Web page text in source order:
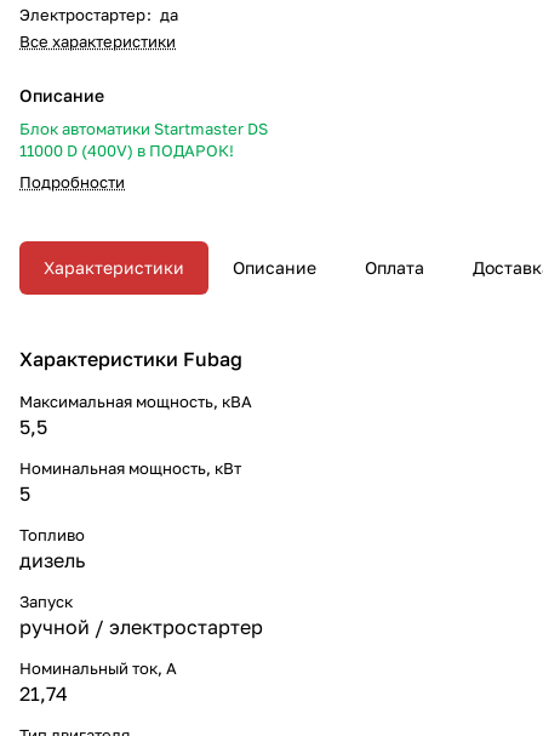
Электростартер: да
Все характеристики
Описание
Блок автоматики Startmaster DS
11000 D (400V) в ПОДАРОК!
Подробности
Характеристики Описание Оплата
Характеристики Fubag
Максимальная мощность, кВА
5,5
Номинальная мощность, кВт
5
Топливо
дизель
Запуск
ручной / электростартер
Номинальный ток, A
21,74